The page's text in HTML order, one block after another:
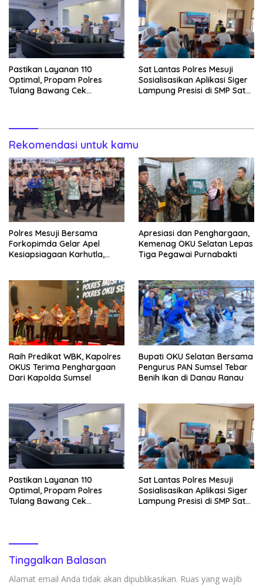
Pastikan Layanan 110
Optimal, Propam Polres
Tulang Bawang Cek
Sat Lantas Polres Mesuji
Sosialisasikan Aplikasi Siger
Lampung Presisi di SMP Satu
Rekomendasi untuk kamu
Polres Mesuji Bersama
Forkopimda Gelar Apel
Kesiapsiagaan Karhutla,
Apresiasi dan Penghargaan,
Kemenag OKU Selatan Lepas
Tiga Pegawai Purnabakti
Raih Predikat WBK, Kapolres
OKUS Terima Penghargaan
Dari Kapolda Sumsel
Bupati OKU Selatan Bersama
Pengurus PAN Sumsel Tebar
Benih Ikan di Danau Ranau
Pastikan Layanan 110
Optimal, Propam Polres
Tulang Bawang Cek
Sat Lantas Polres Mesuji
Sosialisasikan Aplikasi Siger
Lampung Presisi di SMP Satu
Tinggalkan Balasan
Alamat email Anda tidak akan dipublikasikan. Ruas yang wajib